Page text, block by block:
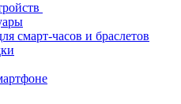
смарт-часов и браслетов